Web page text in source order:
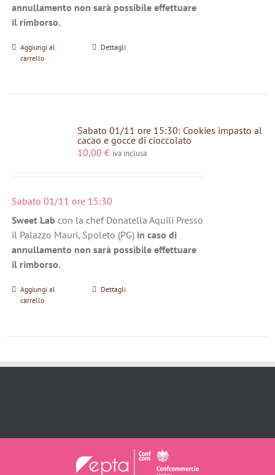
annullamento non sarà possibile effettuare
il rimborso.
Aggiungi al
carrello
Dettagli
Sabato 01/11 ore 15:30: Cookies impasto al
cacao e gocce di cioccolato
10,00 € iva inclusa
Sabato 01/11 ore 15:30
Sweet Lab con la chef Donatella Aquili Presso
il Palazzo Mauri, Spoleto (PG) in caso di
annullamento non sarà possibile effettuare
il rimborso.
Aggiungi al
carrello
Dettagli